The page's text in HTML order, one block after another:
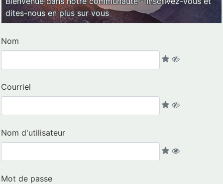
dites-nous en plus sur vous
Nom
Courriel
Nom d'utilisateur
Mot de passe